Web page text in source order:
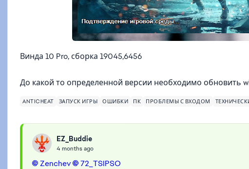
Винда 10 Pro, сборка 19045,6456
До какой то определенной версии необходимо обновить
ANTICHEAT ЗАПУСК ИГРЫ ОШИБКИ ПК ПРОБЛЕМЫ С ВХОДОМ
EZ_Buddie
4 months ago
Zenchev​
72_TSIPSO​